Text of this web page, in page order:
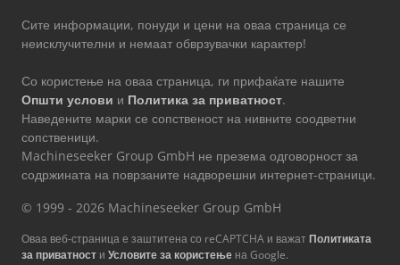
Сите информации, понуди и цени на оваа страница се
неисклучителни и немаат обврзувачки карактер!
Со користење на оваа страница, ги прифаќате нашите
Општи услови и Политика за приватност.
Наведените марки се сопственост на нивните соодветни
сопственици.
Machineseeker Group GmbH не презема одговорност за
содржината на поврзаните надворешни интернет-страници.
© 1999 - 2026 Machineseeker Group GmbH
Оваа веб-страница е заштитена со reCAPTCHA и важат Политиката
за приватност и Условите за користење на Google.